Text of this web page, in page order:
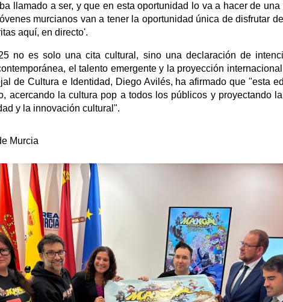
llamado a ser, y que en esta oportunidad lo va a hacer de una
murcianos van a tener la oportunidad única de disfrutar
aquí, en directo'.
no es solo una cita cultural, sino una declaración de
el talento emergente y la proyección
de Cultura e Identidad, Diego Avilés, ha afirmado que "esta
acercando la cultura pop a todos los públicos y proyectando
y la innovación cultural".
Murcia